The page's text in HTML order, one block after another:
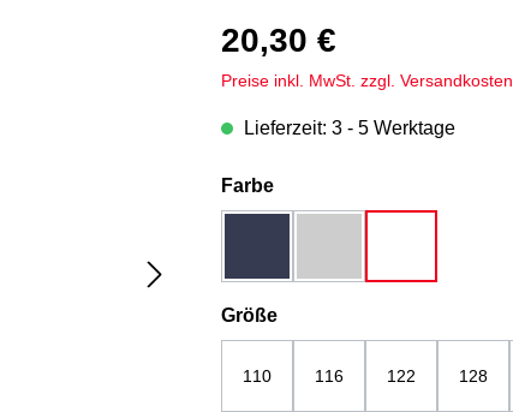
20,30 €
Preise inkl. MwSt. zzgl. Versandkosten
Lieferzeit: 3 - 5 Werktage
Farbeauswählen
Größeauswählen
110 116 122 128